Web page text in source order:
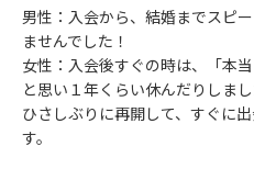
男性：入会から、結婚までスピ
ませんでした！
女性：入会後すぐの時は、「本
と思い１年くらい休んだりしまし
ひさしぶりに再開して、すぐに
す。